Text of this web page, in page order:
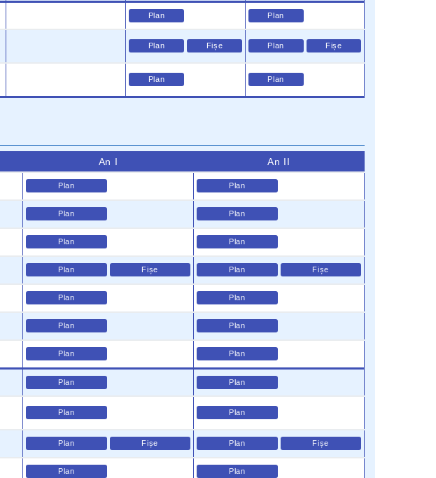
Plan Plan
Plan Fișe Plan Fișe
Plan Plan
An I An II
Plan Plan
Plan Plan
Plan Plan
Plan Fișe Plan Fișe
Plan Plan
Plan Plan
Plan Plan
Plan Plan
Plan Plan
Plan Fișe Plan Fișe
Plan Plan